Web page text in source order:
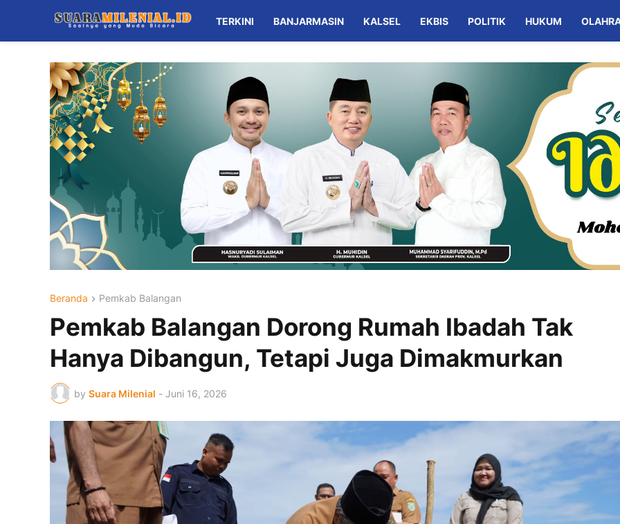
TERKINI BANJARMASIN KALSEL EKBIS POLITIK HUKUM
Beranda Pemkab Balangan
Pemkab Balangan Dorong Rumah Ibadah Tak
Hanya Dibangun, Tetapi Juga Dimakmurkan
by Suara Milenial - Juni 16, 2026